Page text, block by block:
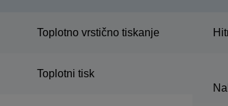
Toplotno vrstično tiskanje
Toplotni tisk